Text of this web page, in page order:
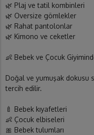
🌿 Plaj ve tatil kombinleri
🌿 Oversize gömlekler
🌿 Rahat pantolonlar
🌿 Kimono ve ceketler
👶 Bebek ve Çocuk
Doğal ve yumuşak dokusu
tercih edilir.
🍼 Bebek kıyafetleri
👶 Çocuk elbiseleri
🎀 Bebek tulumları